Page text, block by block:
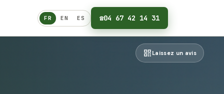
Français
FR EN ES ☎04 67 42 14 31
Laissez un avis